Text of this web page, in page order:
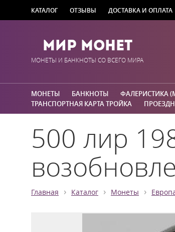
КАТАЛОГ ОТЗЫВЫ ДОСТАВКА И ОПЛАТА
Мир Монет
МОНЕТЫ И БАНКНОТЫ СО ВСЕГО МИРА
МОНЕТЫ БАНКНОТЫ ФАЛЕРИСТИКА
ТРАНСПОРТНАЯ КАРТА ТРОЙКА
500 лир
Главная › Каталог › Монеты ›